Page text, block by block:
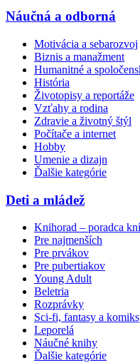
Náučná a odborná
Motivácia a sebarozvoj
Biznis a manažment
Humanitné a
História
Životopisy a reportáže
Vzťahy a rodina
Zdravie a životný štýl
Počítače a internet
Hobby
Umenie a dizajn
Ďalšie kategórie
Deti a mládež
Knihorad – poradca
Pre najmenších
Pre prvákov
Pre pubertiakov
Young Adult
Beletria
Rozprávky
Sci-fi, fantasy a
Leporelá
Náučné knihy
Ďalšie kategórie